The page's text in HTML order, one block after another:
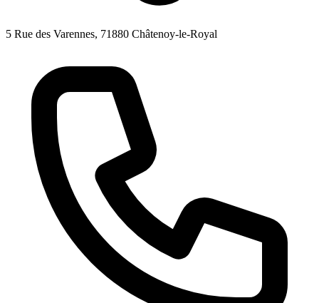
5 Rue des Varennes, 71880 Châtenoy-le-Royal